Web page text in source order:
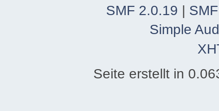
SMF 2.0.19
Simple
Seite erstellt in